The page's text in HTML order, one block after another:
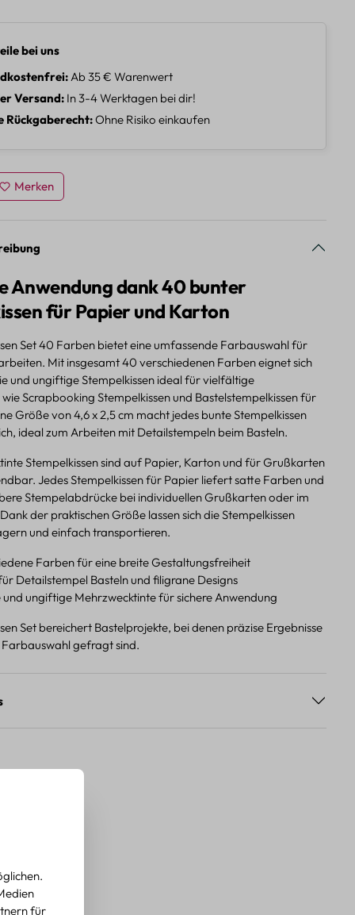
bei uns
Ab 35 € Warenwert
Versand In 3-4 Werktagen bei dir!
Rückgaberecht Ohne Risiko einkaufen
Merken
Anwendung dank 40 bunter
für Papier und Karton
Set 40 Farben bietet eine umfassende Farbauswahl für
Mit insgesamt 40 verschiedenen Farben eignet sich
und ungiftige Stempelkissen ideal für vielfältige
Scrapbooking Stempelkissen und Bastelstempelkissen für
Größe von 4,6 x 2,5 cm macht jedes bunte Stempelkissen
ideal zum Arbeiten mit Detailstempeln beim Basteln.
Stempelkissen sind auf Papier, Karton und für Grußkarten
Jedes Stempelkissen für Papier liefert satte Farben und
Stempelabdrücke bei individuellen Grußkarten oder im
der praktischen Größe lassen sich die Stempelkissen
und einfach transportieren.
Farben für eine breite Gestaltungsfreiheit
Detailstempel Basteln und filigrane Designs
und ungiftige Mehrzwecktinte für sichere Anwendung
Set bereichert Bastelprojekte, bei denen präzise Ergebnisse
gefragt sind.
für